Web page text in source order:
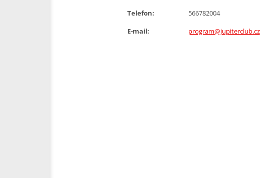
Telefon:
566782004
E-mail:
program@jupiterclub.cz